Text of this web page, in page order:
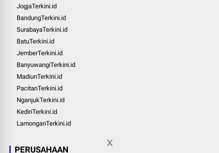
JogjaTerkini.id
BandungTerkini.id
SurabayaTerkini.id
BatuTerkini.id
JemberTerkini.id
BanyuwangiTerkini.id
MadiunTerkini.id
PacitanTerkini.id
NganjukTerkini.id
KediriTerkini.id
LamonganTerkini.id
PERUSAHAAN